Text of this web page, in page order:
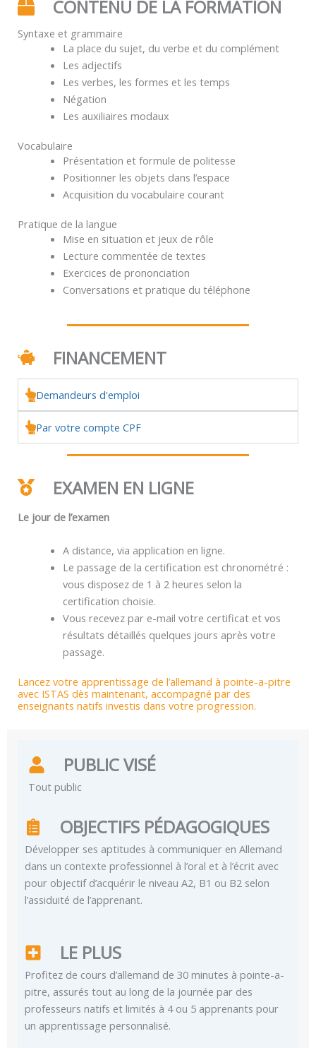
CONTENU DE LA FORMATION
Syntaxe et grammaire
La place du sujet, du verbe et du complément
Les adjectifs
Les verbes, les formes et les temps
Négation
Les auxiliaires modaux
Vocabulaire
Présentation et formule de politesse
Positionner les objets dans l’espace
Acquisition du vocabulaire courant
Pratique de la langue
Mise en situation et jeux de rôle
Lecture commentée de textes
Exercices de prononciation
Conversations et pratique du téléphone
FINANCEMENT
Demandeurs d'emploi
Par votre compte CPF
EXAMEN EN LIGNE
Le jour de l’examen
A distance, via application en ligne.
Le passage de la certification est chronométré :
vous disposez de 1 à 2 heures selon la
certification choisie.
Vous recevez par e-mail votre certificat et vos
résultats détaillés quelques jours après votre
passage.
Lancez votre apprentissage de l’allemand à pointe-a-pitre
avec ISTAS dès maintenant, accompagné par des
enseignants natifs investis dans votre progression.
PUBLIC VISÉ
Tout public
OBJECTIFS PÉDAGOGIQUES
Développer ses aptitudes à communiquer en Allemand
dans un contexte professionnel à l’oral et à l’écrit avec
pour objectif d’acquérir le niveau A2, B1 ou B2 selon
l’assiduité de l’apprenant.
LE PLUS
Profitez de cours d’allemand de 30 minutes à pointe-a-
pitre, assurés tout au long de la journée par des
professeurs natifs et limités à 4 ou 5 apprenants pour
un apprentissage personnalisé.